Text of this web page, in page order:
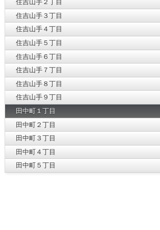
住吉山手２丁目
住吉山手３丁目
住吉山手４丁目
住吉山手５丁目
住吉山手６丁目
住吉山手７丁目
住吉山手８丁目
住吉山手９丁目
田中町１丁目
田中町２丁目
田中町３丁目
田中町４丁目
田中町５丁目